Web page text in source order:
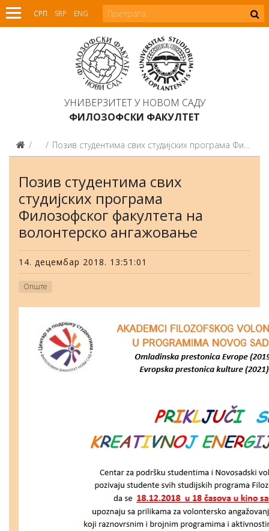
СРП SRP ENG
УНИВЕРЗИТЕТ У НОВОМ САДУ
ФИЛОЗОФСКИ ФАКУЛТЕТ
ВестиПозив студентима свих студијских програма Филозофског факултета на волонтерско ангажовање
Позив студентима свих
студијских програма
Филозофског факултета на
волонтерско ангажовање
14. децембар 2018. 13:51:01
Опште